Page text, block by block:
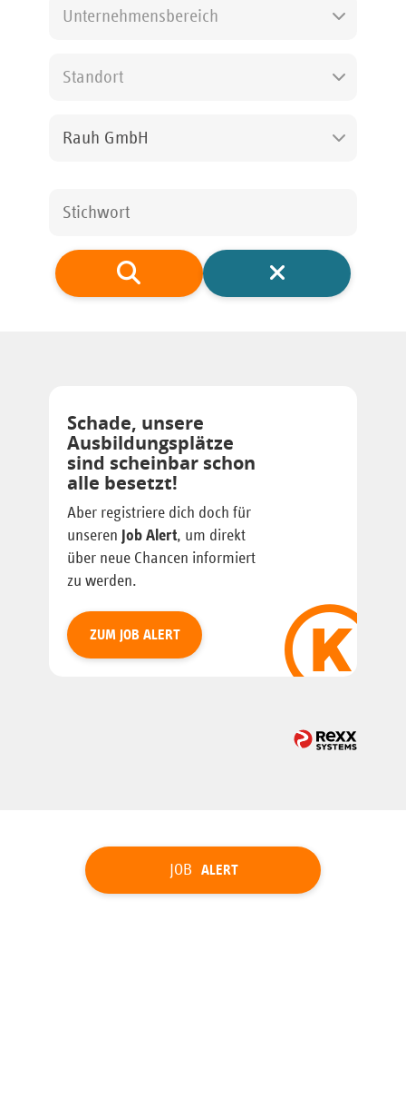
Unternehmensbereich
Standort
Rauh GmbH
Schade, unsere
Ausbildungsplätze
sind scheinbar schon
alle besetzt!
Aber registriere dich doch für
unseren Job Alert, um direkt
über neue Chancen informiert
zu werden.
ZUM JOB ALERT
JOB ALERT